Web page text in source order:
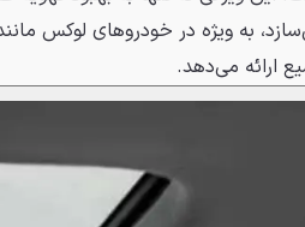
به ویژه در خودروهای لوکس
ارائه می‌دهد.